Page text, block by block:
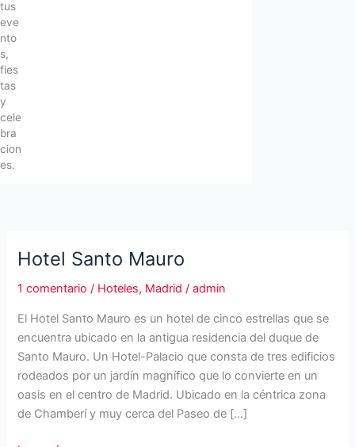
tus
eve
nto
s,
fies
tas
y
cele
bra
cion
es.
Hotel Santo Mauro
1 comentario / Hoteles, Madrid /admin
El Hotel Santo Mauro es un hotel de cinco estrellas que se
encuentra ubicado en la antigua residencia del duque de
Santo Mauro. Un Hotel-Palacio que consta de tres edificios
rodeados por un jardín magnífico que lo convierte en un
oasis en el centro de Madrid. Ubicado en la céntrica zona
de Chamberí y muy cerca del Paseo de […]